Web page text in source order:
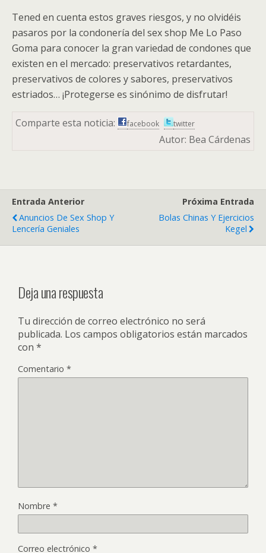
Tened en cuenta estos graves riesgos, y no olvidéis
pasaros por la condonería del sex shop Me Lo Paso
Goma para conocer la gran variedad de condones que
existen en el mercado: preservativos retardantes,
preservativos de colores y sabores, preservativos
estriados… ¡Protegerse es sinónimo de disfrutar!
Comparte esta noticia: facebook twitter
Autor: Bea Cárdenas
Entrada Anterior
Anuncios De Sex Shop Y
Lencería Geniales
Próxima Entrada
Bolas Chinas Y Ejercicios
Kegel
Deja una respuesta
Tu dirección de correo electrónico no será
publicada. Los campos obligatorios están marcados
con *
Comentario *
Nombre *
Correo electrónico *